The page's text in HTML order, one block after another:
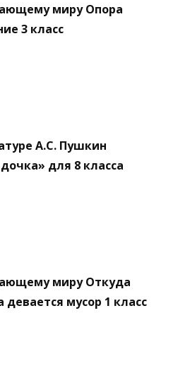
миру Опора
3 класс
А.С. Пушкин
для 8 класса
миру Откуда
девается мусор 1 класс